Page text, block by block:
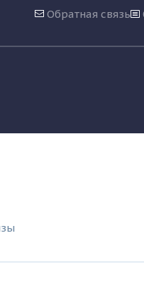
Обратная связь